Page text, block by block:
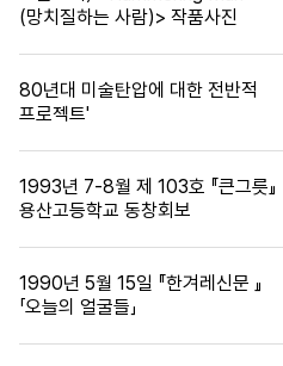
(망치질하는 사람)> 작품사진
80년대 미술탄압에 대한 전반적
프로젝트'
1993년 7-8월 제 103호 『큰그릇』
용산고등학교 동창회보
1990년 5월 15일 『한겨레신문 』
「오늘의 얼굴들」